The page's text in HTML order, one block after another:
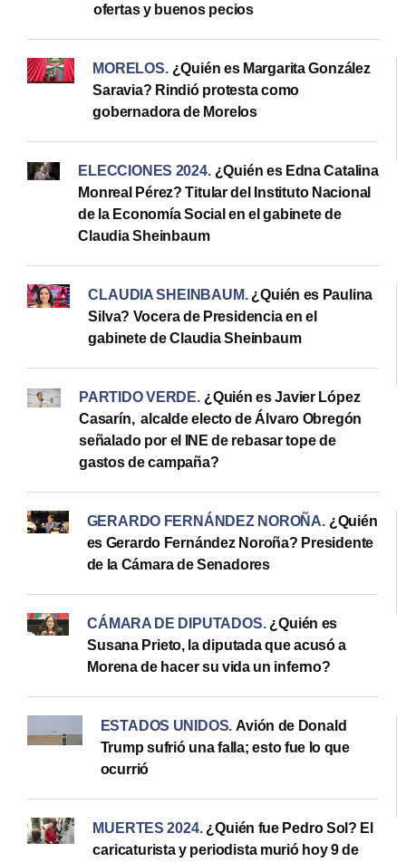
ofertas y buenos pecios
MORELOS. ¿Quién es Margarita González
Saravia? Rindió protesta como
gobernadora de Morelos
ELECCIONES 2024. ¿Quién es Edna Catalina
Monreal Pérez? Titular del Instituto Nacional
de la Economía Social en el gabinete de
Claudia Sheinbaum
CLAUDIA SHEINBAUM. ¿Quién es Paulina
Silva? Vocera de Presidencia en el
gabinete de Claudia Sheinbaum
PARTIDO VERDE. ¿Quién es Javier López
Casarín, alcalde electo de Álvaro Obregón
señalado por el INE de rebasar tope de
gastos de campaña?
GERARDO FERNÁNDEZ NOROÑA. ¿Quién
es Gerardo Fernández Noroña? Presidente
de la Cámara de Senadores
CÁMARA DE DIPUTADOS. ¿Quién es
Susana Prieto, la diputada que acusó a
Morena de hacer su vida un inferno?
ESTADOS UNIDOS. Avión de Donald
Trump sufrió una falla; esto fue lo que
ocurrió
MUERTES 2024. ¿Quién fue Pedro Sol? El
caricaturista y periodista murió hoy 9 de